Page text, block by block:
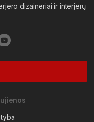
dizaineriai ir interjerų